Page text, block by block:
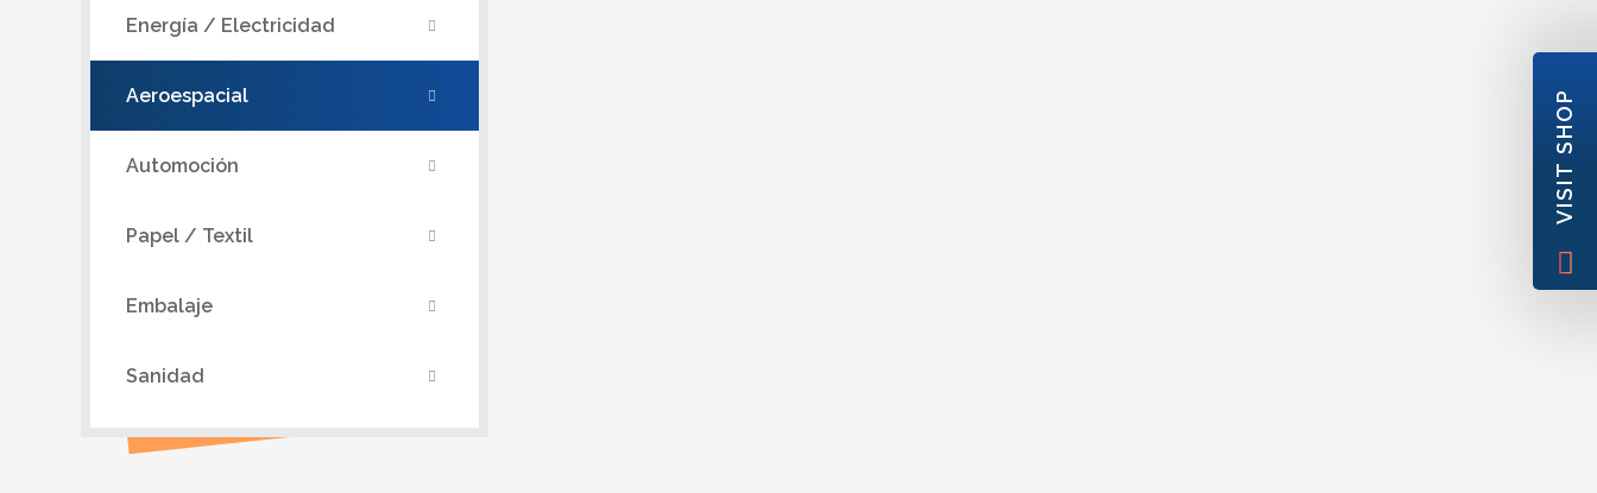
Energía / Electricidad
Aeroespacial
Automoción
Papel / Textil
Embalaje
Sanidad
VISIT SHOP